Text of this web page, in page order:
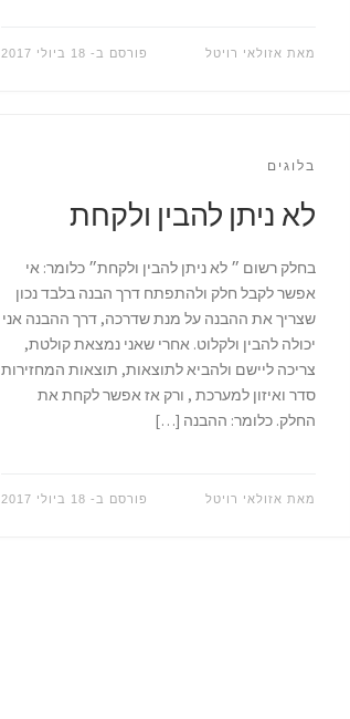
מאת אזולאי רויטל פורסם ב- 18 ביולי 2017
בלוגים
לא ניתן להבין ולקחת
בחלק רשום ״ לא ניתן להבין ולקחת״ כלומר: אי
אפשר לקבל חלק ולהתפתח דרך הבנה בלבד נכון
שצריך את ההבנה על מנת שדרכה, דרך ההבנה אני
יכולה להבין ולקלוט. אחרי שאני נמצאת קולטת,
צריכה ליישם ולהביא לתוצאות, תוצאות המחזירות
סדר ואיזון למערכת , ורק אז אפשר לקחת את
החלק. כלומר: ההבנה […]
מאת אזולאי רויטל פורסם ב- 18 ביולי 2017